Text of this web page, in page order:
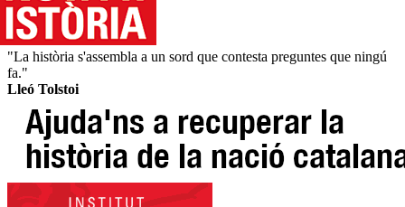
"La història s'assembla a un sord que contesta preguntes que ningú
fa."
Lleó Tolstoi